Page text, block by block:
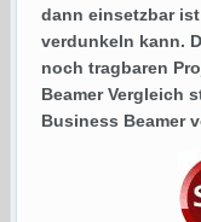
dann einsetzbar
verdunkeln kann.
noch tragbaren
Beamer Vergleich
Business Beamer